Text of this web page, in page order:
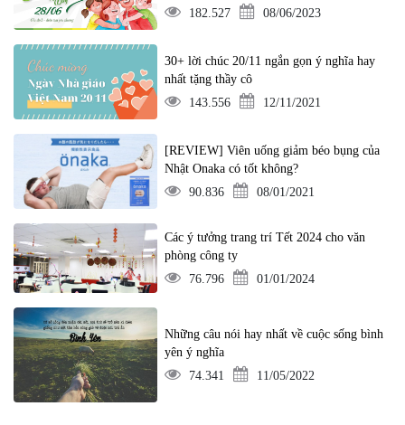
182.527
08/06/2023
30+ lời chúc 20/11 ngắn gọn ý nghĩa hay
nhất tặng thầy cô
143.556
12/11/2021
[REVIEW] Viên uống giảm béo bụng của
Nhật Onaka có tốt không?
90.836
08/01/2021
Các ý tưởng trang trí Tết 2024 cho văn
phòng công ty
76.796
01/01/2024
Những câu nói hay nhất về cuộc sống bình
yên ý nghĩa
74.341
11/05/2022